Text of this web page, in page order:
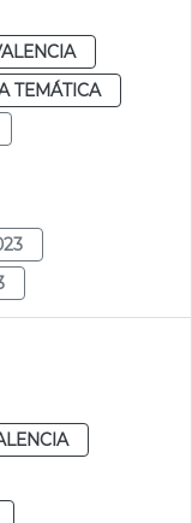
TEMÁTICA